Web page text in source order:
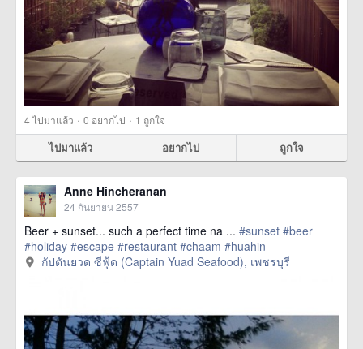
4ไปมาแล้ว · 0 อยากไป · 1 ถูกใจ
ไปมาแล้ว อยากไป ถูกใจ
Anne Hincheranan
24 กันยายน 2557
Beer + sunset... such a perfect time na ... #sunset #beer
#holiday #escape #restaurant #chaam #huahin
กัปตันยวด ซีฟู้ด (Captain Yuad Seafood), เพชรบุรี